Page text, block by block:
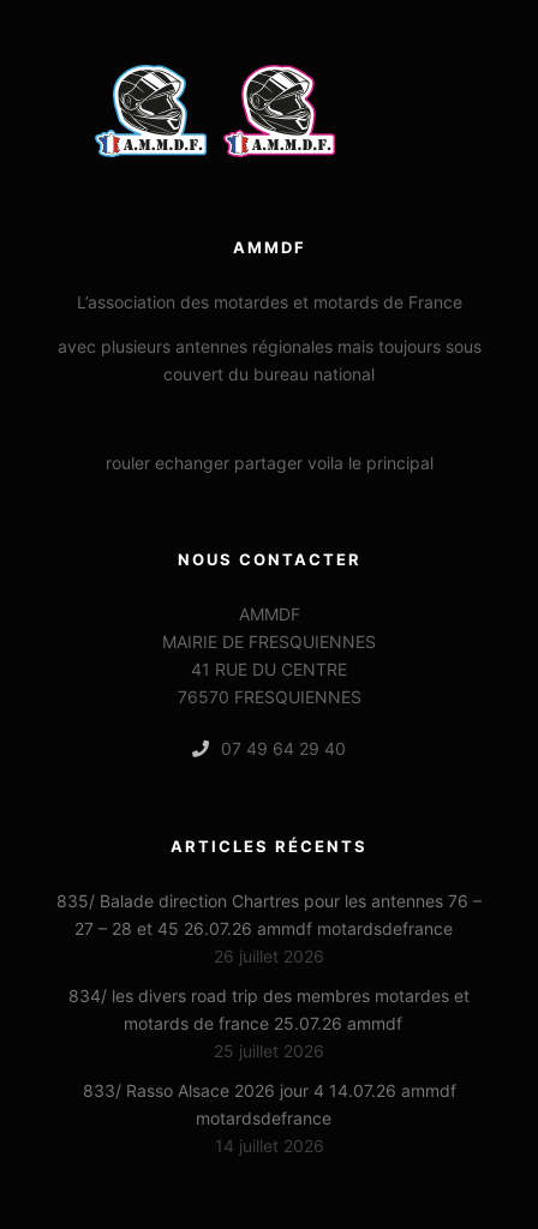
AMMDF
L’association des motardes et motards de France
avec plusieurs antennes régionales mais toujours sous
couvert du bureau national
rouler echanger partager voila le principal
NOUS CONTACTER
AMMDF
MAIRIE DE FRESQUIENNES
41 RUE DU CENTRE
76570 FRESQUIENNES
07 49 64 29 40
ARTICLES RÉCENTS
835/ Balade direction Chartres pour les antennes 76 –
27 – 28 et 45 26.07.26 ammdf motardsdefrance
26 juillet 2026
834/ les divers road trip des membres motardes et
motards de france 25.07.26 ammdf
25 juillet 2026
833/ Rasso Alsace 2026 jour 4 14.07.26 ammdf
motardsdefrance
14 juillet 2026